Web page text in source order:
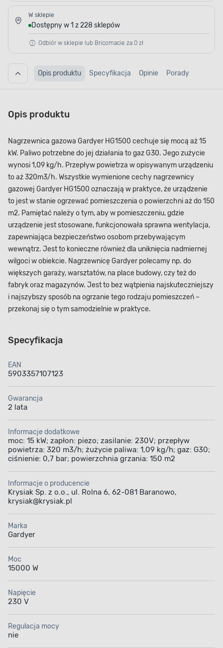
W sklepie
Dostępny w 1 z 228 sklepów
Odbiór w sklepie lub Bricomacie za 0 zł
Opis produktu Specyfikacja Opinie Porady
Opis produktu
Nagrzewnica gazowa Gardyer HG1500 cechuje się mocą aż 15
kW. Paliwo potrzebne do jej działania to gaz G30. Jego zużycie
wynosi 1,09 kg/h. Przepływ powietrza w opisywanym urządzeniu
to aż 320m3/h. Wszystkie wymienione cechy nagrzewnicy
gazowej Gardyer HG1500 oznaczają w praktyce, że urządzenie
to jest w stanie ogrzewać pomieszczenia o powierzchni aż do 150
m2. Pamiętać należy o tym, aby w pomieszczeniu, gdzie
urządzenie jest stosowane, funkcjonowała sprawna wentylacja,
zapewniająca bezpieczeństwo osobom przebywającym
wewnątrz. Jest to konieczne również dla uniknięcia nadmiernej
wilgoci w obiekcie. Nagrzewnicę Gardyer polecamy np. do
większych garaży, warsztatów, na place budowy, czy też do
fabryk oraz magazynów. Jest to bez wątpienia najskuteczniejszy
i najszybszy sposób na ogrzanie tego rodzaju pomieszczeń –
przekonaj się o tym samodzielnie w praktyce.
Specyfikacja
EAN
5903357107123
Gwarancja
2 lata
Informacje dodatkowe
moc: 15 kW; zapłon: piezo; zasilanie: 230V; przepływ
powietrza: 320 m3/h; żużycie paliwa: 1,09 kg/h; gaz: G30;
ciśnienie: 0,7 bar; powierzchnia grzania: 150 m2
Informacje o producencie
Krysiak Sp. z o.o., ul. Rolna 6, 62-081 Baranowo,
krysiak@krysiak.pl
Marka
Gardyer
Moc
15000 W
Napięcie
230 V
Regulacja mocy
nie